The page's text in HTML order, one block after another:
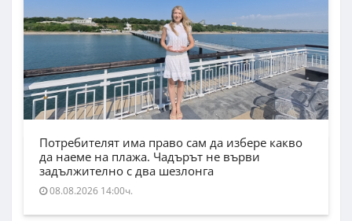
Потребителят има право сам да избере какво
да наеме на плажа. Чадърът не върви
задължително с два шезлонга
08.08.2026 14:00ч.